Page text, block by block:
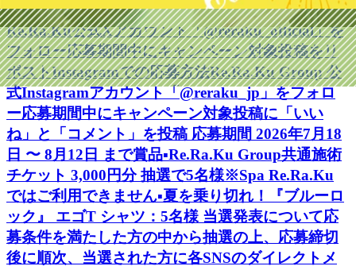
たします。応募方法X（旧Twitter）での応募方法
Re.Ra.Ku公式Xアカウント「@reraku_official」を
フォロー応募期間中にキャンペーン対象投稿をリ
ポストInstagramでの応募方法Re.Ra.Ku Group 公
式Instagramアカウント「@reraku_jp」をフォロ
ー応募期間中にキャンペーン対象投稿に「いい
ね」と「コメント」を投稿 応募期間 2026年7月18
日 〜 8月12日 まで賞品▪️Re.Ra.Ku Group共通施術
チケット 3,000円分 抽選で5名様※Spa Re.Ra.Ku
ではご利用できません▪️夏を乗り切れ！『ブルーロ
ック』 エゴT シャツ：5名様 当選発表について応
募条件を満たした方の中から抽選の上、応募締切
後に順次、当選された方に各SNSのダイレクトメ